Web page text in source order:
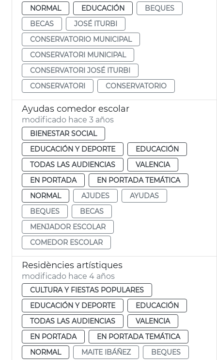
NORMAL
EDUCACIÓN
BEQUES
BECAS
JOSÉ ITURBI
CONSERVATORIO MUNICIPAL
CONSERVATORI MUNICIPAL
CONSERVATORI JOSÉ ITURBI
CONSERVATORI
CONSERVATORIO
Ayudas comedor escolar
modificado hace 3 años
BIENESTAR SOCIAL
EDUCACIÓN Y DEPORTE
EDUCACIÓN
TODAS LAS AUDIENCIAS
VALENCIA
EN PORTADA
EN PORTADA TEMÁTICA
NORMAL
AJUDES
AYUDAS
BEQUES
BECAS
MENJADOR ESCOLAR
COMEDOR ESCOLAR
Residències artístiques
modificado hace 4 años
CULTURA Y FIESTAS POPULARES
EDUCACIÓN Y DEPORTE
EDUCACIÓN
TODAS LAS AUDIENCIAS
VALENCIA
EN PORTADA
EN PORTADA TEMÁTICA
NORMAL
MAITE IBÁÑEZ
BEQUES